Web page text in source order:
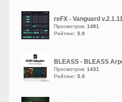
Возьми старую
под джазовый оркестр
призма вместе с
reFX - Vanguard
Просмотров: 1481
Рейтинг: 5.0
BLEASS - BLEASS
Просмотров: 1431
Рейтинг: 5.0